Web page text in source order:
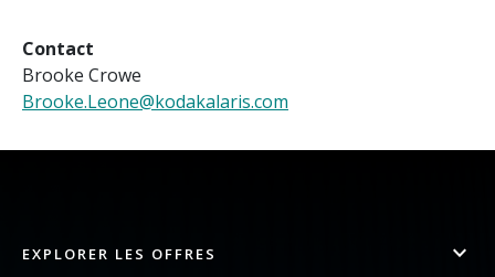
Contact
Brooke Crowe
Brooke.Leone@kodakalaris.com
EXPLORER LES OFFRES